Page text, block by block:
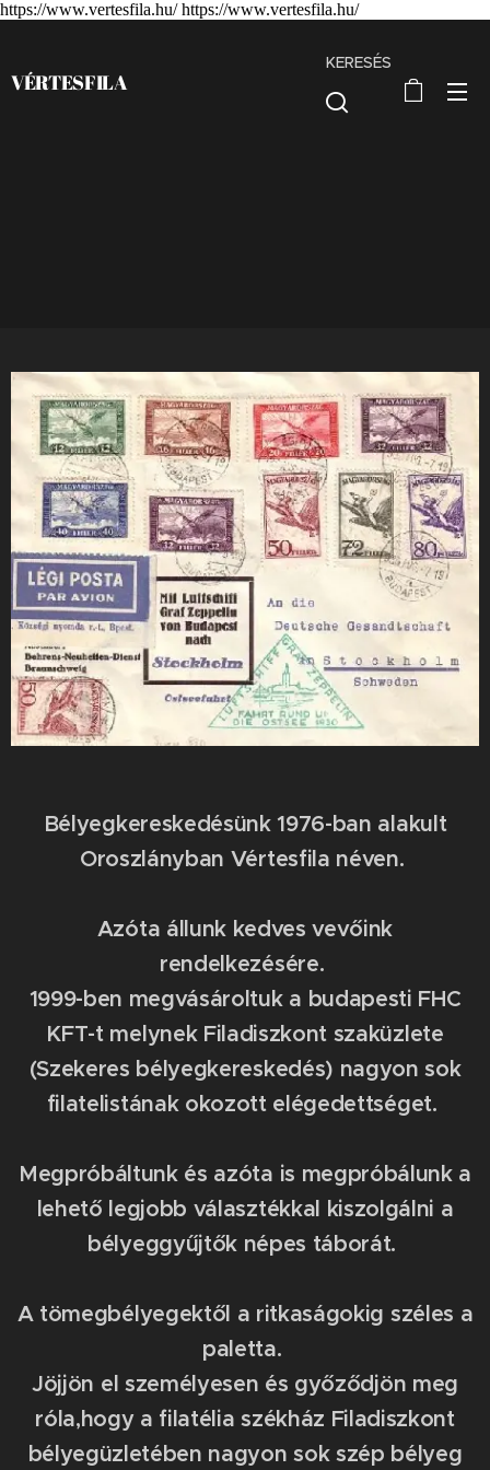
https://www.vertesfila.hu/ https://www.vertesfila.hu/
VÉRTESFILA
KERESÉS
Bélyegkereskedésünk 1976-ban alakult
Oroszlányban Vértesfila néven.
Azóta állunk kedves vevőink
rendelkezésére.
1999-ben megvásároltuk a budapesti FHC
KFT-t melynek Filadiszkont szaküzlete
(Szekeres bélyegkereskedés) nagyon sok
filatelistának okozott elégedettséget.
Megpróbáltunk és azóta is megpróbálunk a
lehető legjobb választékkal kiszolgálni a
bélyeggyűjtők népes táborát.
A tömegbélyegektől a ritkaságokig széles a
paletta.
Jöjjön el személyesen és győződjön meg
róla,hogy a filatélia székház Filadiszkont
bélyegüzletében nagyon sok szép bélyeg